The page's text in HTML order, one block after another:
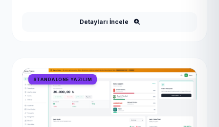
Detayları İncele
STANDALONE YAZILIM